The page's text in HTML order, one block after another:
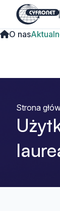
O nas
Strona